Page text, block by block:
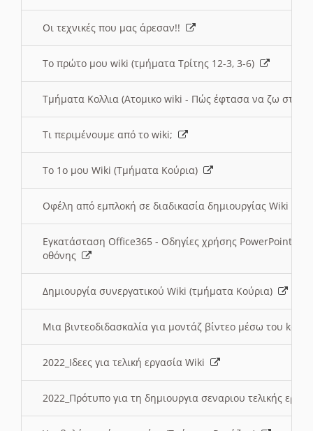
Οι τεχνικές που μας άρεσαν!!
Το πρώτο μου wiki (τμήματα Τρίτης 12-3, 3-6)
Τμήματα Κολλια (Ατομικο wiki - Πώς έφτασα να ζω στην
Τι περιμένουμε από το wiki;
Το 1ο μου Wiki (Τμήματα Κούρια)
Οφέλη από εμπλοκή σε διαδικασία δημιουργίας Wiki
Εγκατάσταση Office365 - Οδηγίες χρήσης PowerPoint
οθόνης
Δημιουργία συνεργατικού Wiki (τμήματα Κούρια)
Μια βιντεοδιδασκαλία για μοντάζ βίντεο μέσω του
2022_Ιδεες για τελική εργασία Wiki
2022_Πρότυπο για τη δημιουργια σεναριου τελικής